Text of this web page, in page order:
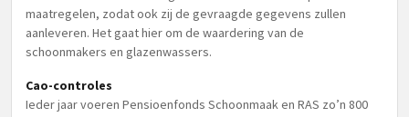
maatregelen, zodat ook zij de gevraagde gegevens zullen
aanleveren. Het gaat hier om de waardering van de
schoonmakers en glazenwassers.
Cao-controles
Ieder jaar voeren Pensioenfonds Schoonmaak en RAS zo’n 800